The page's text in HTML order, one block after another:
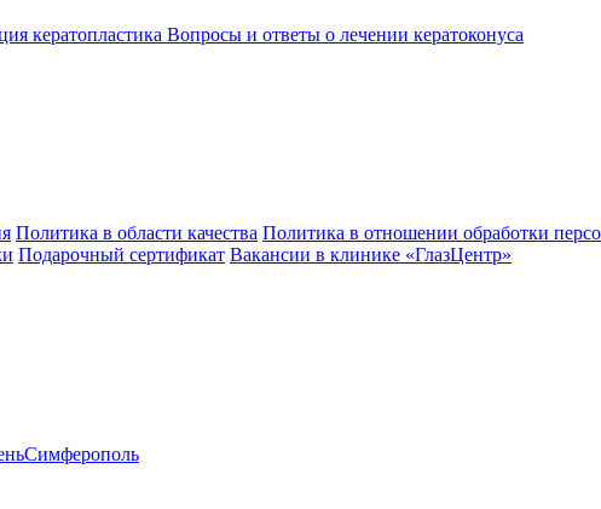
кератопластика Вопросы и ответы о лечении кератоконуса
Политика в области качества Политика в отношении обработки
Подарочный сертификат Вакансии в клинике «ГлазЦентр»
Симферополь